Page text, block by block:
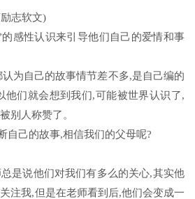
志软文)
感性认识来引导他们自己的爱情和事
为自己的故事情节差不多,是自己编的
他们就会想到我们,可能被世界认识了,
别人称赞了。
自己的故事,相信我们的父母呢?
是说他们对我们有多么的关心,其实他
注我,但是在老师看到后,他们会变成一